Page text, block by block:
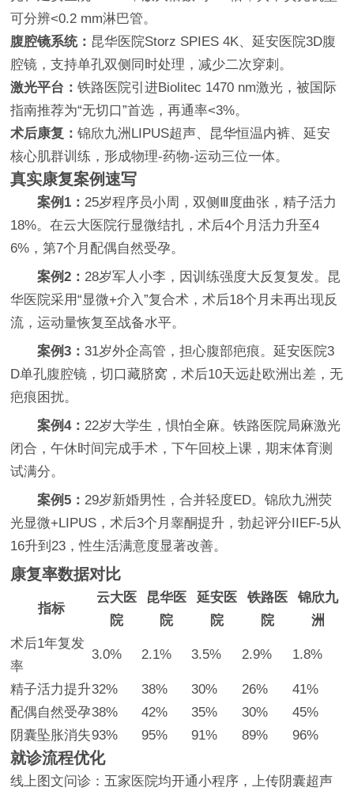
可分辨<0.2 mm淋巴管。
腹腔镜系统： 昆华医院Storz SPIES 4K、延安医院3D腹
腔镜，支持单孔双侧同时处理，减少二次穿刺。
激光平台：铁路医院引进Biolitec 1470 nm激光，被国际
指南推荐为“无切口”首选，再通率<3%。
术后康复：锦欣九洲LIPUS超声、昆华恒温内裤、延安
核心肌群训练，形成物理-药物-运动三位一体。
真实康复案例速写
案例1：25岁程序员小周，双侧Ⅲ度曲张，精子活力
18%。在云大医院行显微结扎，术后4个月活力升至4
6%，第7个月配偶自然受孕。
案例2：28岁军人小李，因训练强度大反复复发。昆
华医院采用“显微+介入”复合术，术后18个月未再出现反
流，运动量恢复至战备水平。
案例3：31岁外企高管，担心腹部疤痕。延安医院3
D单孔腹腔镜，切口藏脐窝，术后10天远赴欧洲出差，无
疤痕困扰。
案例4：22岁大学生，惧怕全麻。铁路医院局麻激光
闭合，午休时间完成手术，下午回校上课，期末体育测
试满分。
案例5：29岁新婚男性，合并轻度ED。锦欣九洲荧
光显微+LIPUS，术后3个月睾酮提升，勃起评分IIEF-5从
16升到23，性生活满意度显著改善。
康复率数据对比
指标
云大医
院
昆华医
院
延安医
院
铁路医
院
锦欣九
洲
术后1年复发
率
3.0% 2.1% 3.5% 2.9% 1.8%
精子活力提升32% 38% 30% 26%
41%
配偶自然受孕38% 42% 35% 30%
45%
阴囊坠胀消失93% 95% 91% 89% 96%
就诊流程优化
线上图文问诊：五家医院均开通小程序，上传阴囊超声